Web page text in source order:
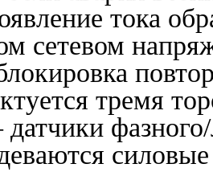
тока
сетевом
тремя
датчики